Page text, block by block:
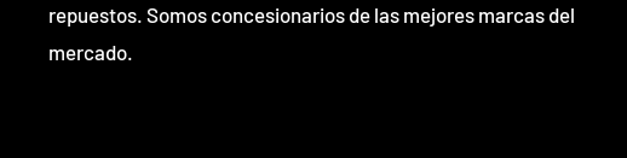
repuestos. Somos concesionarios de las mejores marcas del
mercado.